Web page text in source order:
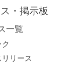
・掲示板
一覧
ク
リリース